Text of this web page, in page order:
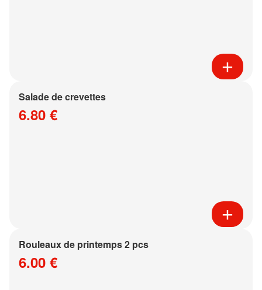
Salade de crevettes
6.80 €
Rouleaux de printemps 2 pcs
6.00 €